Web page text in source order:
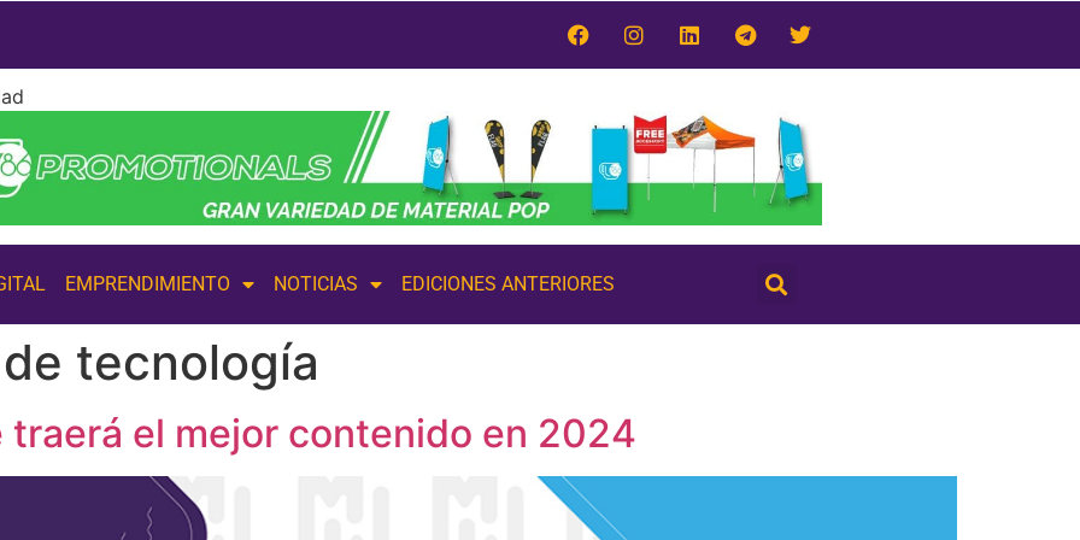
EMPRENDIMIENTO NOTICIAS EDICIONES ANTERIORES
tecnología
el mejor contenido en 2024